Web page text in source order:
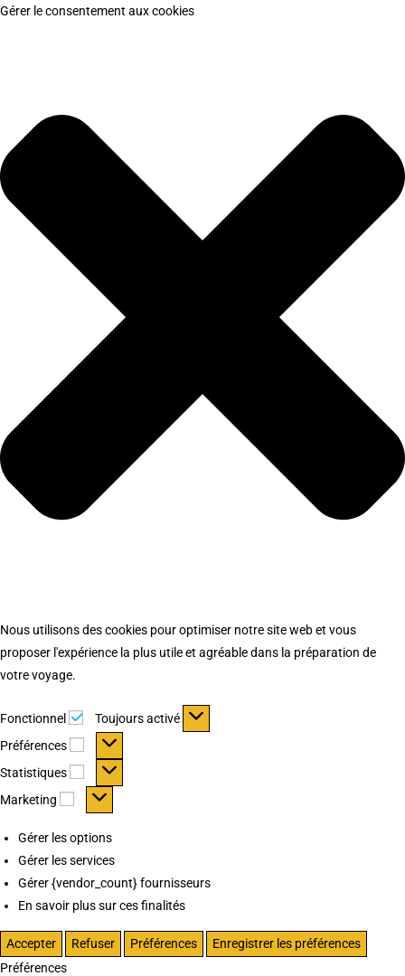
Gérer le consentement aux cookies
Nous utilisons des cookies pour optimiser notre site web et vous
proposer l'expérience la plus utile et agréable dans la préparation de
votre voyage.
Fonctionnel Fonctionnel
Toujours activé
Préférences
Préférences
Statistiques Statistiques
Marketing Marketing
Gérer les options
Gérer les services
Gérer {vendor_count} fournisseurs
En savoir plus sur ces finalités
Accepter Refuser Préférences
Enregistrer les préférences
Préférences